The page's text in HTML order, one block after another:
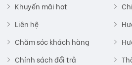
Khuyến mãi hot
Liên hệ
Chăm sóc khách hàng
Chính sách đổi trả